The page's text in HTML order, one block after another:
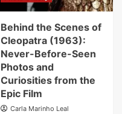
Behind the Scenes of
Cleopatra (1963):
Never-Before-Seen
Photos and
Curiosities from the
Epic Film
Carla Marinho Leal